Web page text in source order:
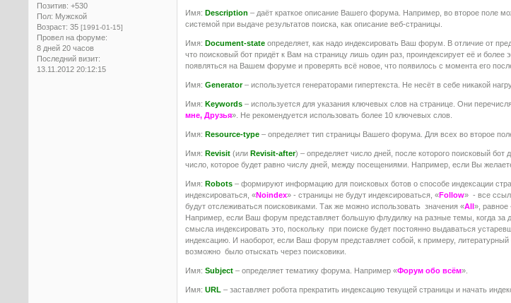
Позитив: +530
Пол: Мужской
Возраст: 35[1991-01-15]
Провел на форуме:
8 дней 20 часов
Последний визит:
13.11.2012 20:12:15
Имя:Description – даёт краткое описание Вашего форума. Например, во второе поле
системой при выдаче результатов поиска, как описание веб-страницы.
Имя:Document-state определяет, как надо индексировать Ваш форум. В отличие от
что поисковый бот придёт к Вам на страницу лишь один раз, проиндексирует её и более
появляться на Вашем форуме и проверять всё новое, что появилось с момента его
Имя:Generator– используется генераторами гипертекста. Не несёт в себе никакой
Имя:Keywords – используется для указания ключевых слов на странице. Они
мне, Друзья». Не рекомендуется использовать более 10 ключевых слов.
Имя:Resource-type – определяет тип страницы Вашего форума. Для всех во второе
Имя:Revisit (илиRevisit-after) – определяет число дней, после которого поисковый
число, которое будет равно числу дней, между посещениями. Например, если Вы
Имя:Robots – формируют информацию для поисковых ботов о способе индексации
индексироваться, «Noindex» - страницы не будут индексироваться, «Follow» - все
будут отслеживаться поисковиками. Так же можно использовать значения «All», равное
Например, если Ваш форум представляет большую флудилку на разные темы, когда за
смысла индексировать это, поскольку при поиске будет постоянно выдаваться
индексацию. И наоборот, если Ваш форум представляет собой, к примеру,
возможно было отыскать через поисковики.
Имя:Subject – определяет тематику форума. Например «Форум обо всём».
Имя:URL – заставляет робота прекратить индексацию текущей страницы и начать